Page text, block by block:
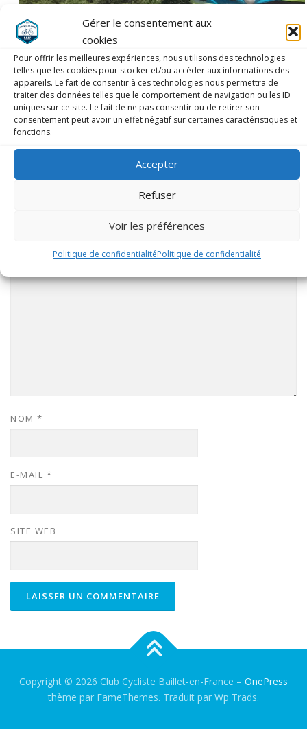
Gérer le consentement aux
cookies
Pour offrir les meilleures expériences, nous utilisons des technologies
telles que les cookies pour stocker et/ou accéder aux informations des
appareils. Le fait de consentir à ces technologies nous permettra de
traiter des données telles que le comportement de navigation ou les ID
uniques sur ce site. Le fait de ne pas consentir ou de retirer son
consentement peut avoir un effet négatif sur certaines caractéristiques et
fonctions.
Accepter
Refuser
Voir les préférences
Politique de confidentialitéPolitique de confidentialité
LAISSER UN COMMENTAIRE
COMMENTAIRE*
NOM *
E-MAIL *
SITE WEB
Copyright © 2026 Club Cycliste Baillet-en-France – OnePress
thème par FameThemes. Traduit par Wp Trads.